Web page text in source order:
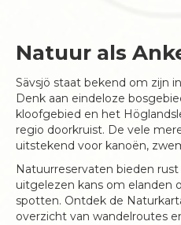
Natuur als
Sävsjö staat bekend om zijn
Denk aan eindeloze
kloofgebied en het
regio doorkruist. De vele
uitstekend voor kanoën,
Natuurreservaten bieden
uitgelezen kans om elanden
spotten. Ontdek de
overzicht van wandelroutes